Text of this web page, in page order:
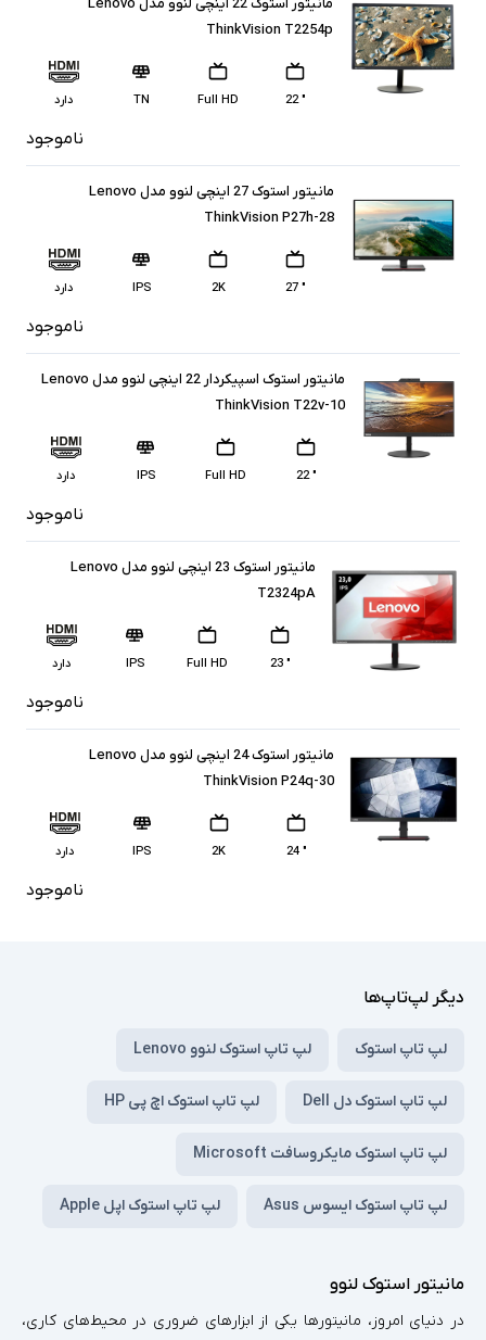
مانیتور استوک 22 اینچی لنوو مدل Lenovo
ThinkVision T2254p
" 22
Full HD
TN دارد
ناموجود
مانیتور استوک 27 اینچی لنوو مدل Lenovo
ThinkVision P27h-28
" 27
2K
IPS دارد
ناموجود
مانیتور استوک اسپیکردار 22 اینچی لنوو مدل Lenovo
ThinkVision T22v-10
" 22
Full HD
IPS دارد
ناموجود
مانیتور استوک 23 اینچی لنوو مدل Lenovo
T2324pA
" 23
Full HD
IPS دارد
ناموجود
مانیتور استوک 24 اینچی لنوو مدل Lenovo
ThinkVision P24q-30
" 24
2K
IPS دارد
ناموجود
دیگر لپ‌تاپ‌ها
لپ تاپ استوک لپ تاپ استوک لنوو Lenovo
لپ تاپ استوک دل Dell لپ تاپ استوک اچ پی HP
لپ تاپ استوک مایکروسافت Microsoft
لپ تاپ استوک ایسوس Asus لپ تاپ استوک اپل Apple
مانیتور استوک لنوو
در دنیای امروز، مانیتورها یکی از ابزارهای ضروری در محیط‌های کاری،